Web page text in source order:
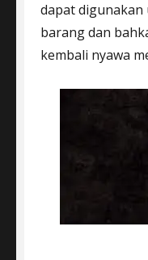
dapat
barang dan
kembali nyawa